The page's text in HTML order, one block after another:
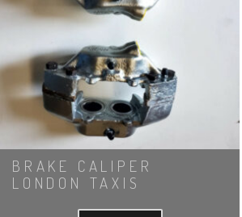
BRAKE CALIPER
LONDON TAXIS